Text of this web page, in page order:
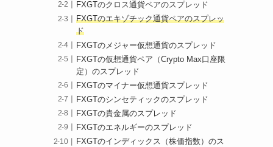
FXGTのクロス通貨ペアのスプレッド
FXGTのエキゾチック通貨ペアのスプレッ
ド
FXGTのメジャー仮想通貨のスプレッド
FXGTの仮想通貨ペア（Crypto Max口座限
定）のスプレッド
FXGTのマイナー仮想通貨スプレッド
FXGTのシンセティックのスプレッド
FXGTの貴金属のスプレッド
FXGTのエネルギーのスプレッド
FXGTのインディックス（株価指数）のス